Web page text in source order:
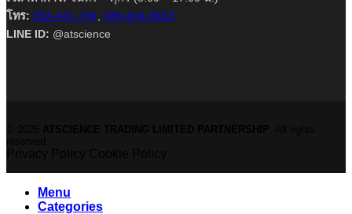
โทร: 053-441-794 086-654-5653
LINE ID: @atscience
Menu
Categories